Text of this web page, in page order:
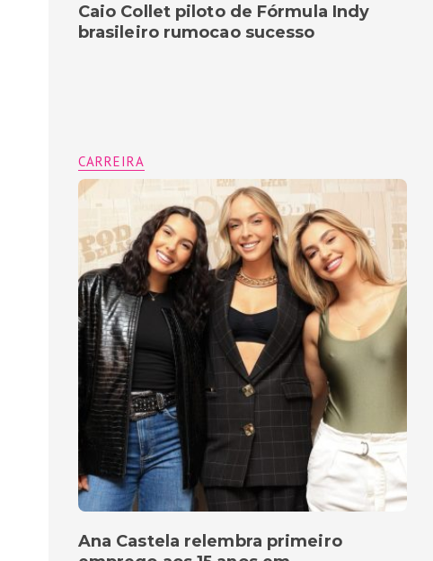
Caio Collet piloto de Fórmula Indy
brasileiro rumocao sucesso
CARREIRA
Ana Castela relembra primeiro